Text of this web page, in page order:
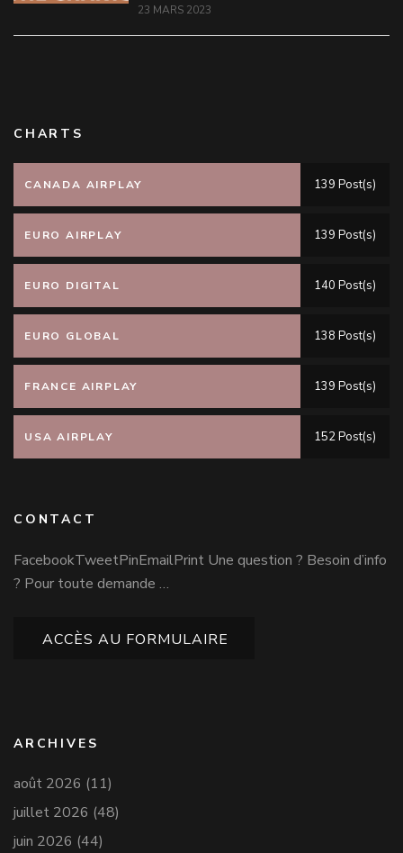
23 MARS 2023
CHARTS
CANADA AIRPLAY 139 Post(s)
EURO AIRPLAY 139 Post(s)
EURO DIGITAL 140 Post(s)
EURO GLOBAL 138 Post(s)
FRANCE AIRPLAY 139 Post(s)
USA AIRPLAY 152 Post(s)
CONTACT
FacebookTweetPinEmailPrint Une question ? Besoin d’info
? Pour toute demande …
ACCÈS AU FORMULAIRE
ARCHIVES
août 2026 (11)
juillet 2026 (48)
juin 2026 (44)